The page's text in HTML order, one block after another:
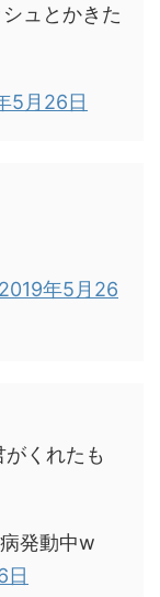
ュとかきた
5月26日
2019年5月26
くれたも
発動中w
日